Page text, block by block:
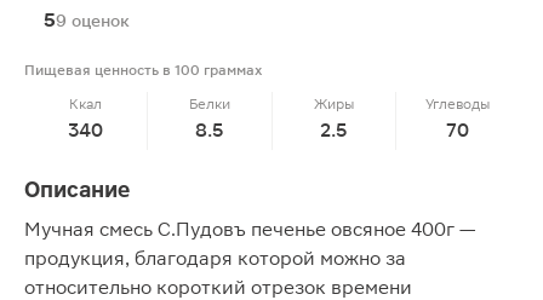
59 оценок
Пищевая ценность в 100 граммах
Ккал
340
Белки
8.5
Жиры
2.5
Углеводы
70
Описание
Мучная смесь С.Пудовъ печенье овсяное 400г —
продукция, благодаря которой можно за
относительно короткий отрезок времени